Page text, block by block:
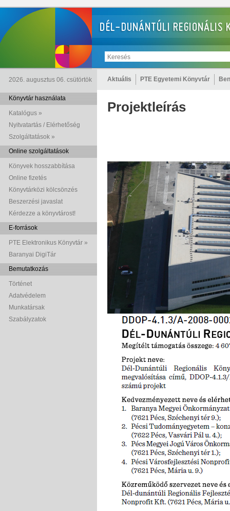
2026. augusztus 06. csütörtök Aktuális PTE Egyetemi Könyvtár
Könyvtár használata
Katalógus »
Nyitvatartás / Elérhetőség
Szolgáltatások »
Online szolgáltatások
Könyvek hosszabbítása
Online fizetés
Könyvtárközi kölcsönzés
Beszerzési javaslat
Kérdezze a könyvtárost!
E-források
PTE Elektronikus Könyvtár »
Baranyai DigiTár
Bemutatkozás
Történet
Adatvédelem
Munkatársak
Szabályzatok
Projektleírás